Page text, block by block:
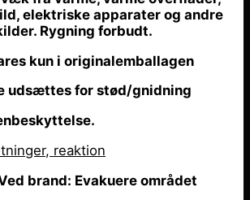
ild, elektriske apparater og andre
Rygning forbudt.
kun i originalemballagen
udsættes for stød/gnidning
reaktion
brand: Evakuere området